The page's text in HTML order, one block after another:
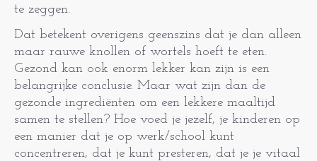
te zeggen.
Dat betekent overigens geenszins dat je dan alleen
maar rauwe knollen of wortels hoeft te eten.
Gezond kan ook enorm lekker kan zijn is een
belangrijke conclusie. Maar wat zijn dan de
gezonde ingrediënten om een lekkere maaltijd
samen te stellen? Hoe voed je jezelf, je kinderen op
een manier dat je op werk/school kunt
concentreren, dat je kunt presteren, dat je je vitaal